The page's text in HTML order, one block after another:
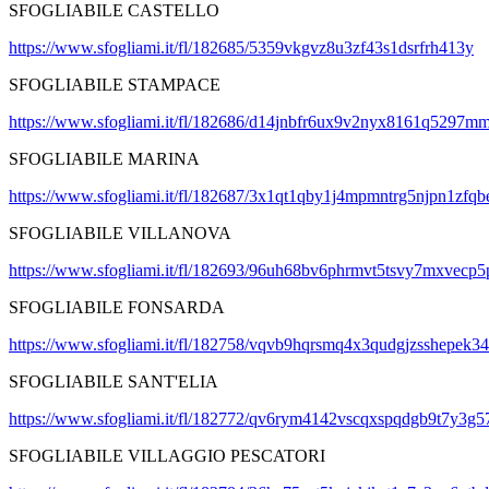
SFOGLIABILE CASTELLO
https://www.sfogliami.it/fl/182685/5359vkgvz8u3zf43s1dsrfrh413y
SFOGLIABILE STAMPACE
https://www.sfogliami.it/fl/182686/
SFOGLIABILE MARINA
https://www.sfogliami.it/fl/182687/
SFOGLIABILE VILLANOVA
https://www.sfogliami.it/fl/182693/
SFOGLIABILE FONSARDA
https://www.sfogliami.it/fl/182758/
SFOGLIABILE SANT'ELIA
https://www.sfogliami.it/fl/182772/
SFOGLIABILE VILLAGGIO PESCATORI